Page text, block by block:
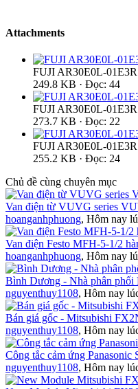
Attachments
FUJI AR30E0L-
249.8 KB · Đọc: 44
FUJI AR30E0L-
273.7 KB · Đọc: 22
FUJI AR30E0L-
255.2 KB · Đọc: 24
Chủ đề cùng chuyên mục
Van điện từ VUVG series
hoanganhphuong, Hôm nay
Van điện Festo MFH-5-1/2
hoanganhphuong, Hôm nay
Bình Dương - Nhà phân
nguyenthuy1108, Hôm nay
Bán giá gốc - Mitsubishi
nguyenthuy1108, Hôm nay
Công tắc cảm ứng
nguyenthuy1108, Hôm nay